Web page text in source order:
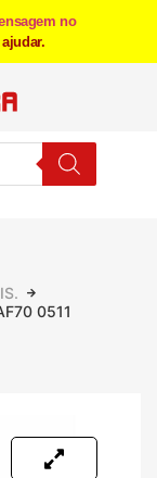
no
0511